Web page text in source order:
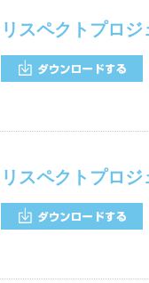
リスペクトプロジ
リスペクトプロジ